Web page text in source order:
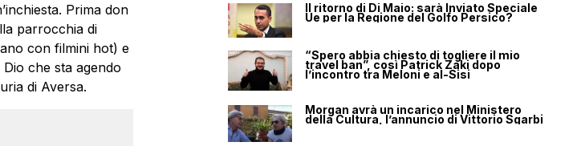
Prima don
parrocchia di
con filmini hot) e
che sta agendo
di Aversa.
Il ritorno di Di Maio: sarà Inviato Speciale
Ue per la Regione del Golfo Persico?
“Spero abbia chiesto di togliere il mio
travel ban”, così Patrick Zaki dopo
l’incontro tra Meloni e al-Sisi
Morgan avrà un incarico nel Ministero
della Cultura, l’annuncio di Vittorio Sgarbi